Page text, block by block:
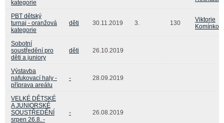
kategorie
PBT dětský
turnaj - oranžová
kategorie
děti 30.11.2019 3. 130
Viktorie
Sobotní
soustředění pro
děti a juniory
děti 26.10.2019
Výstavba
nafukovací haly -
příprava areálu
- 28.09.2019
VELKÉ DĚTSKÉ
A JUNIORSKÉ
SOUSTŘEDĚNÍ
srpen 26.8. -
- 26.08.2019